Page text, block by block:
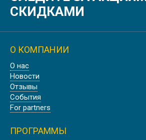
PANTHÉON-SORBONNE
СКИДКАМИ
О КОМПАНИИ
О нас
Новости
Отзывы
События
For partners
ПРОГРАММЫ